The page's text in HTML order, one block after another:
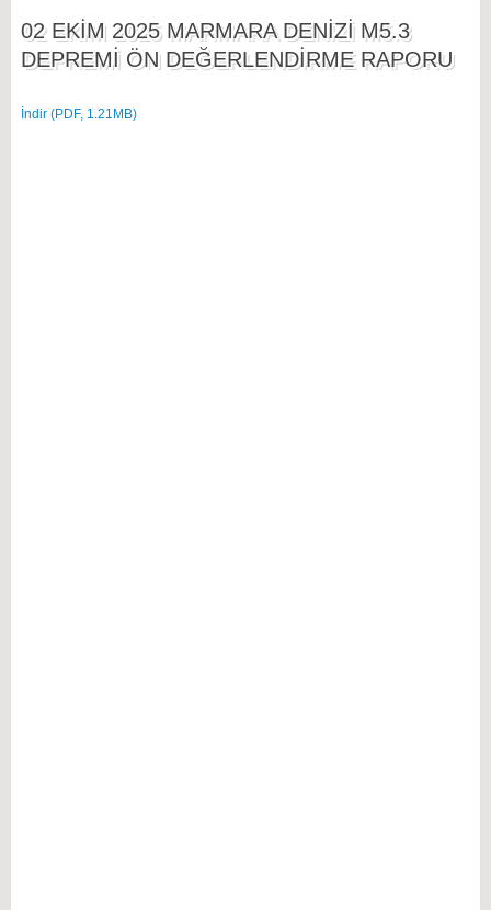
02 EKİM 2025 MARMARA DENİZİ M5.3
DEPREMİ ÖN DEĞERLENDİRME RAPORU
İndir (PDF, 1.21MB)